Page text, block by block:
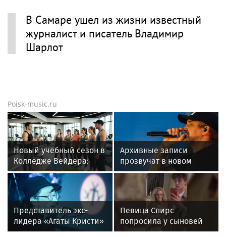
В Самаре ушел из жизни известный
журналист и писатель Владимир
Шарлот
Poisk-music.ru
Новый учебный сезон в
Колледже Вейдера:
стартовали очные
программы подготовки
фитнес-тренеров и
специалистов
индустрии здоровья
Архивные записи
прозвучат в новом
фильме о Басте
Представитель экс-
лидера «Агаты Кристи»
Глеба Самойлова
Певица Спирс
попросила у сыновей
прощения за ошибки